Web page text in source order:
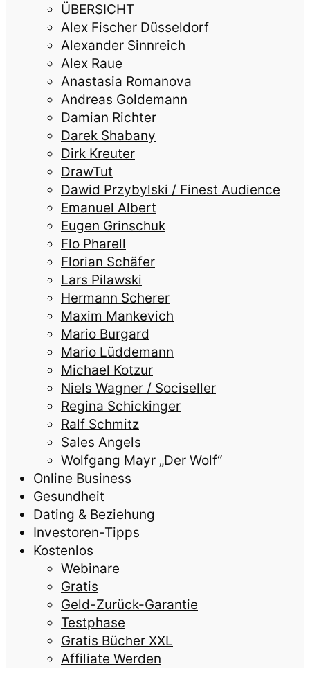
ÜBERSICHT
Alex Fischer Düsseldorf
Alexander Sinnreich
Alex Raue
Anastasia Romanova
Andreas Goldemann
Damian Richter
Darek Shabany
Dirk Kreuter
DrawTut
Dawid Przybylski / Finest Audience
Emanuel Albert
Eugen Grinschuk
Flo Pharell
Florian Schäfer
Lars Pilawski
Hermann Scherer
Maxim Mankevich
Mario Burgard
Mario Lüddemann
Michael Kotzur
Niels Wagner / Sociseller
Regina Schickinger
Ralf Schmitz
Sales Angels
Wolfgang Mayr „Der Wolf“
Online Business
Gesundheit
Dating & Beziehung
Investoren-Tipps
Kostenlos
Webinare
Gratis
Geld-Zurück-Garantie
Testphase
Gratis Bücher XXL
Affiliate Werden